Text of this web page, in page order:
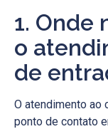
1. Onde
o
de
O atendimento ao
ponto de contato